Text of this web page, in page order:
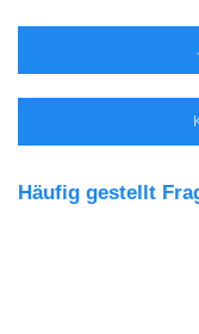
Häufig gestellt